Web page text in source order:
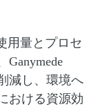
用量とプロセ
Ganymede
減し、環境へ
おける資源効